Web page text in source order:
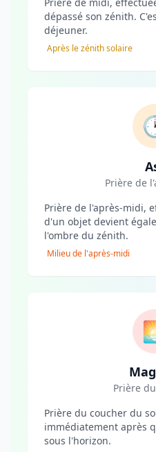
dépassé son zénith.
déjeuner.
Après le zénith solaire
Prière de
Prière de l'après-midi,
d'un objet devient
l'ombre du zénith.
Milieu de l'après-midi
Prière
Prière du coucher du
immédiatement après
sous l'horizon.